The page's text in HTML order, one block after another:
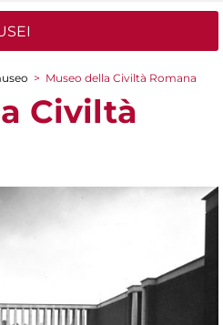
> Museo della Civiltà Romana
Civiltà